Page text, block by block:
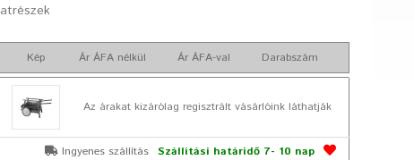
Kép Ár ÁFA nélkül Ár ÁFA-val Darabszám
Az árakat kizárólag regisztrált vásárlóink láthatják
Szállítási határidő 7- 10 nap
Ingyenes szállítás